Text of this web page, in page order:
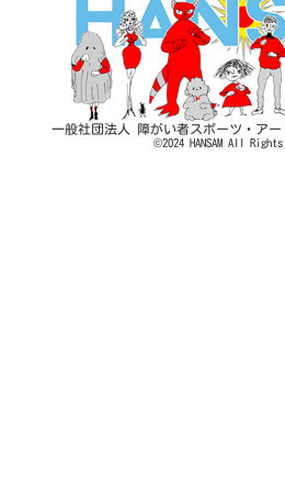
カート
団体概要
特定商取引法に基
プライバシーポ
一般社団法人 障がい者スポーツ・ア
©2024 HANSAM All Rights